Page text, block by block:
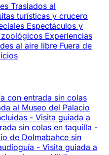
Traslados al
turísticas y crucero
Espectáculos y
Experiencias
al aire libre Fuera de
con entrada sin colas
al Museo del Palacio
- Visita guiada a
sin colas en taquilla -
de Dolmabahce sin
- Visita guiada a